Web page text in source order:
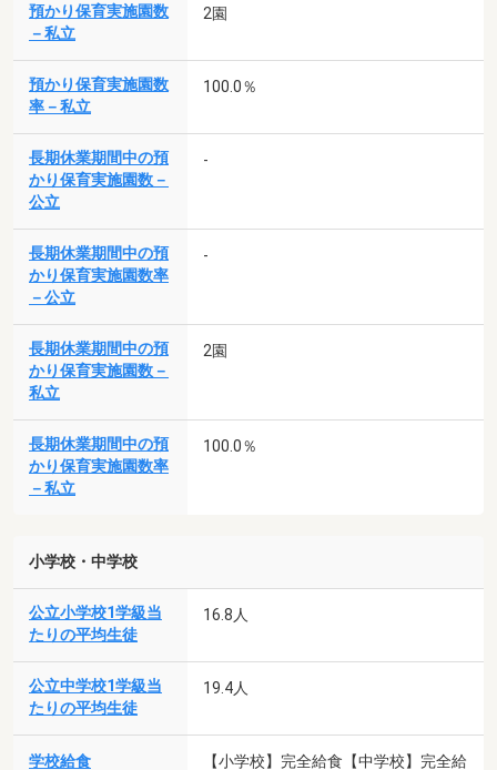
預かり保育実施園数
－私立
2園
預かり保育実施園数
率－私立
100.0％
長期休業期間中の預
かり保育実施園数－
公立
-
長期休業期間中の預
かり保育実施園数率
－公立
-
長期休業期間中の預
かり保育実施園数－
私立
2園
長期休業期間中の預
かり保育実施園数率
－私立
100.0％
小学校・中学校
公立小学校1学級当
たりの平均生徒
16.8人
公立中学校1学級当
たりの平均生徒
19.4人
学校給食 【小学校】完全給食【中学校】完全給